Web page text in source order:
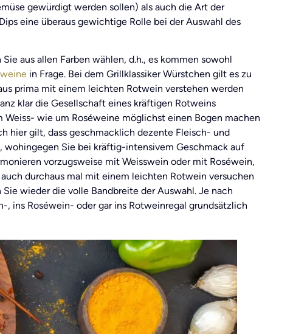
gewürdigt werden sollen) als auch die Art der
eine überaus gewichtige Rolle bei der Auswahl des
aus allen Farben wählen, d.h., es kommen sowohl
in Frage. Bei dem Grillklassiker Würstchen gilt es zu
prima mit einem leichten Rotwein verstehen werden
klar die Gesellschaft eines kräftigen Rotweins
wie um Roséweine möglichst einen Bogen machen
hier gilt, dass geschmacklich dezente Fleisch- und
Sie bei kräftig-intensivem Geschmack auf
vorzugsweise mit Weisswein oder mit Roséwein,
durchaus mal mit einem leichten Rotwein versuchen
wieder die volle Bandbreite der Auswahl. Je nach
ins Roséwein- oder gar ins Rotweinregal grundsätzlich